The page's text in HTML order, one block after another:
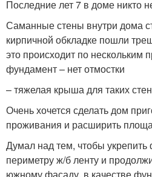
Последние лет 7 в доме никто
Саманные стены внутри дома
кирпичной обкладке пошли
это происходит по нескольким
фундамент – нет отмостки
– тяжелая крыша для таких стен
Очень хочется сделать дом
проживания и расширить
Думал над тем, чтобы
периметру ж/б ленту и